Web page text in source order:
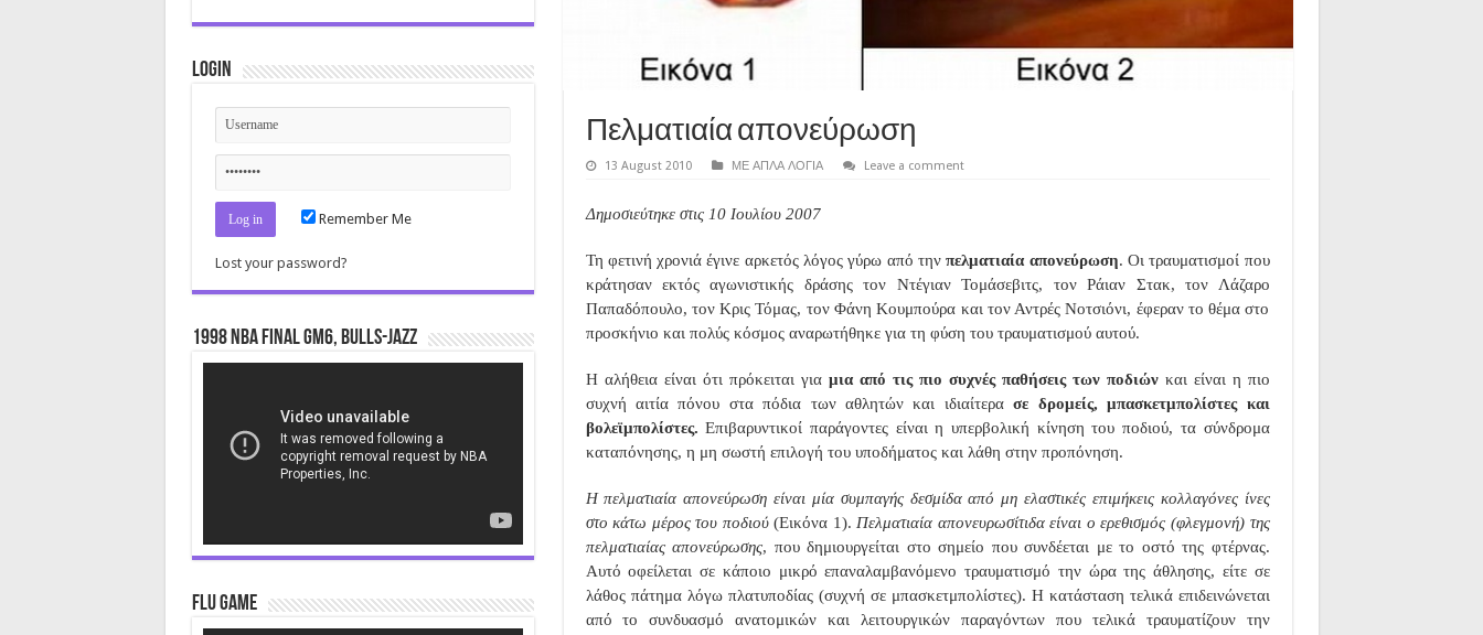
Πελματιαία απονεύρωση
13 August 2010 ΜΕ ΑΠΛΑ ΛΟΓΙΑ Leave a comment
Δημοσιεύτηκε στις 10 Ιουλίου 2007
Τη φετινή χρονιά έγινε αρκετός λόγος γύρω από τηνπελματιαία απονεύρωση. Οι τραυματισμοί που
κράτησαν εκτός αγωνιστικής δράσης τον Ντέγιαν Τομάσεβιτς, τον Ράιαν Στακ, τον Λάζαρο
Παπαδόπουλο, τον Κρις Τόμας, τον Φάνη Κουμπούρα και τον Αντρές Νοτσιόνι, έφεραν το θέμα στο
προσκήνιο και πολύς κόσμος αναρωτήθηκε για τη φύση του τραυματισμού αυτού.
Η αλήθεια είναι ότι πρόκειται για μια από τις πιο συχνές παθήσεις των ποδιώνκαι είναι η πιο
συχνή αιτία πόνου στα πόδια των αθλητών και ιδιαίτερασε δρομείς, μπασκετμπολίστες και
βολεϊμπολίστες. Επιβαρυντικοί παράγοντες είναι η υπερβολική κίνηση του ποδιού, τα σύνδρομα
καταπόνησης, η μη σωστή επιλογή του υποδήματος και λάθη στην προπόνηση.
Η πελματιαία απονεύρωση είναι μία συμπαγής δεσμίδα από μη ελαστικές επιμήκεις κολλαγόνες ίνες
στο κάτω μέρος του ποδιού(Εικόνα 1). Πελματιαία απονευρωσίτιδα είναι ο ερεθισμός (φλεγμονή) της
πελματιαίας απονεύρωσης, που δημιουργείται στο σημείο που συνδέεται με το οστό της φτέρνας.
Αυτό οφείλεται σε κάποιο μικρό επαναλαμβανόμενο τραυματισμό την ώρα της άθλησης, είτε σε
λάθος πάτημα λόγω πλατυποδίας (συχνή σε μπασκετμπολίστες). Η κατάσταση τελικά επιδεινώνεται
από το συνδυασμό ανατομικών και λειτουργικών παραγόντων που τελικά τραυματίζουν την
Login
Remember Me
Lost your password?
1998 NBA Final gm6, Bulls-Jazz
Flu Game